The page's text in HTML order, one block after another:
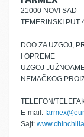
21000 NOVI SAD
TEMERINSKI PUT
DOO ZA UZGOJ,
I OPREME
UZGOJ
NEMAČKOG
TELEFON/
E-mail:
Sajt: